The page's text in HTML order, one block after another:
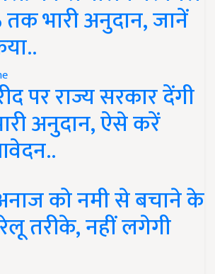
तक भारी अनुदान, जानें
पर राज्य सरकार देंगी
अनुदान, ऐसे करें
को नमी से बचाने के
तरीके, नहीं लगेगी